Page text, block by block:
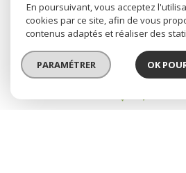
En poursuivant, vous acceptez
cookies par ce site, afin de vous
contenus adaptés et réaliser des
PARAMÉTRER OK